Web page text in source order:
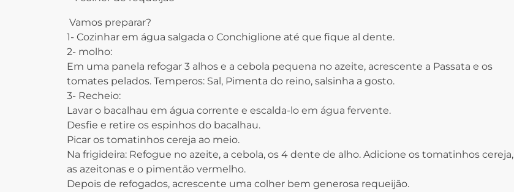
‍ Vamos preparar?
1- Cozinhar em água salgada o Conchiglione até que fique al dente.
2- molho:
Em uma panela refogar 3 alhos e a cebola pequena no azeite, acrescente a Passata e os
tomates pelados. Temperos: Sal, Pimenta do reino, salsinha a gosto.
3- Recheio:
Lavar o bacalhau em água corrente e escalda-lo em água fervente.
Desfie e retire os espinhos do bacalhau.
Picar os tomatinhos cereja ao meio.
Na frigideira: Refogue no azeite, a cebola, os 4 dente de alho. Adicione os tomatinhos cereja,
as azeitonas e o pimentão vermelho.
Depois de refogados, acrescente uma colher bem generosa requeijão.